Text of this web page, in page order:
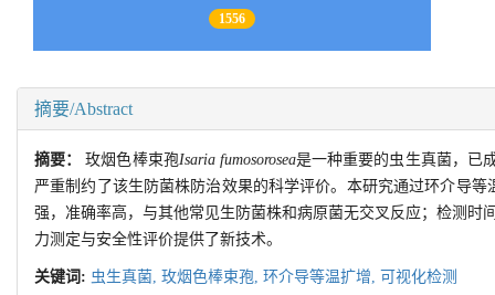
1556
摘要/Abstract
摘要：玫烟色棒束孢Isaria fumosorosea是一种重要的虫生真菌，已
严重制约了该生防菌株防治效果的科学评价。本研究通过环介导
强，准确率高，与其他常见生防菌株和病原菌无交叉反应；检测时
力测定与安全性评价提供了新技术。
关键词: 虫生真菌, 玫烟色棒束孢, 环介导等温扩增, 可视化检测